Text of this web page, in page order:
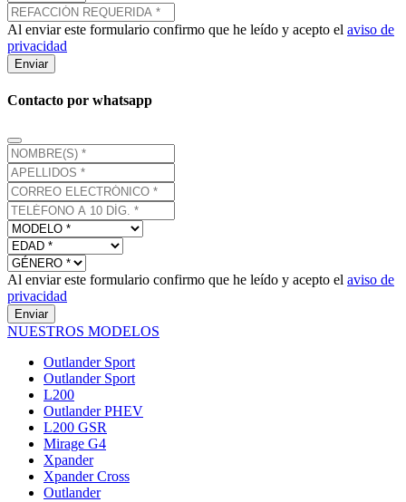
Al enviar este formulario confirmo que he leído y acepto el aviso de
privacidad
Enviar
Contacto por whatsapp
Al enviar este formulario confirmo que he leído y acepto el aviso de
privacidad
Enviar
NUESTROS MODELOS
Outlander Sport
Outlander Sport
L200
Outlander PHEV
L200 GSR
Mirage G4
Xpander
Xpander Cross
Outlander